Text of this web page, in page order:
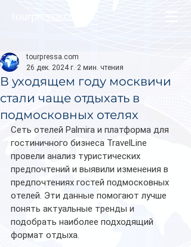
В уходящем году москвичи
стали чаще отдыхать в
подмосковных отелях
tourpressa.com
26 дек. 2024 г. 2 мин. чтения
Сеть отелей Palmira и платформа для
гостиничного бизнеса TravelLine
провели анализ туристических
предпочтений и выявили изменения в
предпочтениях гостей подмосковных
отелей. Эти данные помогают лучше
понять актуальные тренды и
подобрать наиболее подходящий
формат отдыха.